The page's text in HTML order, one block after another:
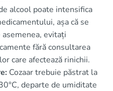
alcool poate intensifica
așa că se
evitați
fără consultarea
care afectează rinichii.
Cozaar trebuie păstrat la
departe de umiditate